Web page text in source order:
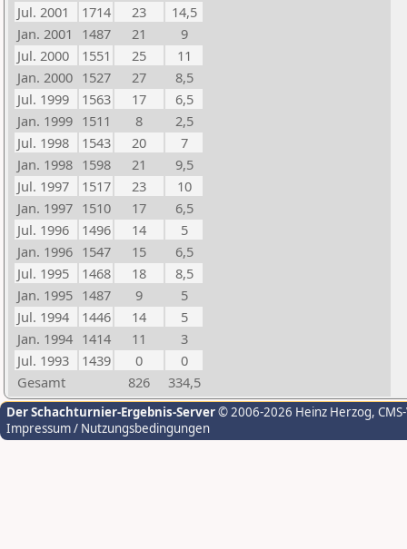
Jul. 2001
1714 23
14,5
Jan. 2001
1487 21
9
Jul. 2000
1551 25
11
Jan. 2000 1527 27
8,5
Jul. 1999
1563 17
6,5
Jan. 1999 1511 8
2,5
Jul. 1998
1543 20
7
Jan. 1998 1598 21
9,5
Jul. 1997
1517 23
10
Jan. 1997 1510 17
6,5
Jul. 1996
1496 14
5
Jan. 1996 1547 15
6,5
Jul. 1995
1468 18
8,5
Jan. 1995 1487 9
5
Jul. 1994
1446 14
5
Jan. 1994 1414 11
3
Jul. 1993
1439 0
0
Gesamt
826 334,5
Der Schachturnier-Ergebnis-Server© 2006-2026 Heinz Herzog,
Impressum / Nutzungsbedingungen